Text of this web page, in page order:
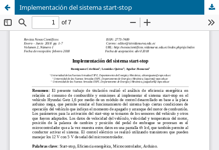
Implementación del sistema start-stop